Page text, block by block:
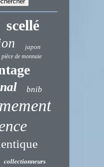
scellé
japon
pièce de monnaie
bnib
collectionneurs